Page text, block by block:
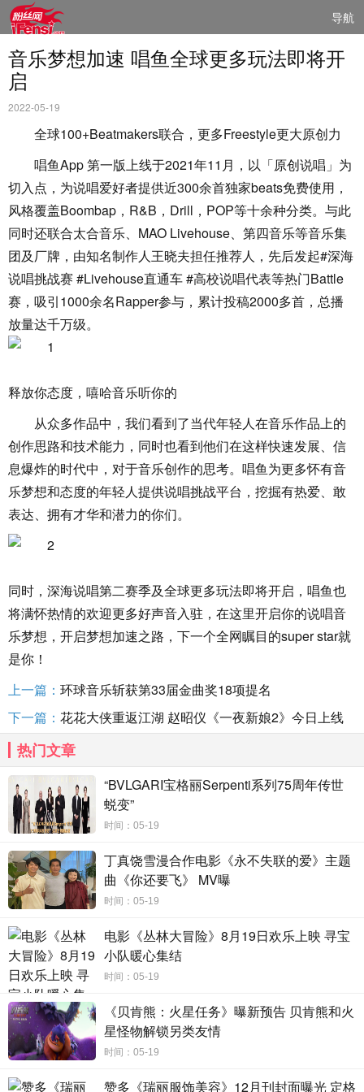
导航
音乐梦想加速 唱鱼全球更多玩法即将开
启
2022-05-19
全球100+Beatmakers联合，更多Freestyle更大原创力
唱鱼App 第一版上线于2021年11月，以「原创说唱」为
切入点，为说唱爱好者提供近300余首独家beats免费使用，
风格覆盖Boombap，R&B，Drill，POP等十余种分类。与此
同时还联合太合音乐、MAO Livehouse、第四音乐等音乐集
团及厂牌，由知名制作人王晓夫担任推荐人，先后发起#深海
说唱挑战赛 #Livehouse直通车 #高校说唱代表等热门Battle
赛，吸引1000余名Rapper参与，累计投稿2000多首，总播
放量达千万级。
释放你态度，嘻哈音乐听你的
从众多作品中，我们看到了当代年轻人在音乐作品上的
创作思路和技术能力，同时也看到他们在这样快速发展、信
息爆炸的时代中，对于音乐创作的思考。唱鱼为更多怀有音
乐梦想和态度的年轻人提供说唱挑战平台，挖掘有热爱、敢
表达、拥有才华和潜力的你们。
同时，深海说唱第二赛季及全球更多玩法即将开启，唱鱼也
将满怀热情的欢迎更多好声音入驻，在这里开启你的说唱音
乐梦想，开启梦想加速之路，下一个全网瞩目的super star就
是你！
上一篇： 环球音乐斩获第33届金曲奖18项提名
下一篇： 花花大侠重返江湖 赵昭仪《一夜新娘2》今日上线
热门文章
“BVLGARI宝格丽Serpenti系列75周年传世
蜕变”
时间：05-19
丁真饶雪漫合作电影《永不失联的爱》主题
曲《你还要飞》 MV曝
时间：05-19
电影《丛林大冒险》8月19日欢乐上映 寻宝
小队暖心集结
时间：05-19
《贝肯熊：火星任务》曝新预告 贝肯熊和火
星怪物解锁另类友情
时间：05-19
赞多《瑞丽服饰美容》12月刊封面曝光 定格